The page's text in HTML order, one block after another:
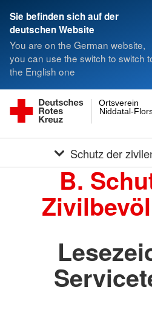
Sie befinden sich auf der
deutschen Website
You are on the German website,
you can use the switch to switch
the English one
Niddatal-
Ortsverein
Schutz der
B.